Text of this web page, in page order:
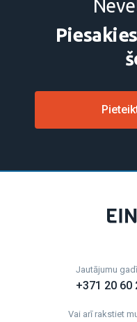
progresam – motivē
samazinot izmaksas.
Autoskola Einšteins
AM kategorijas
A kategorijas
C kategorijas
Pirmās palīdzības
Jautājumu
+371 20 60
Vai arī rakstiet